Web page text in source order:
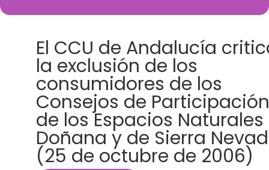
El CCU de Andalucía
la exclusión de los
consumidores de los
Consejos de Participación
de los Espacios
Doñana y de Sierra
(25 de octubre de 2006)